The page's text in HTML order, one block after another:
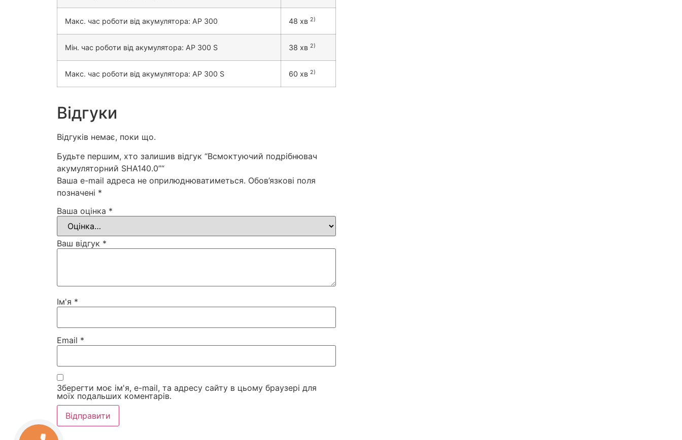
Макс. час роботи від акумулятора: AP 300 48 хв 2)
Мін. час роботи від акумулятора: AP 300 S 38 хв 2)
Макс. час роботи від акумулятора: AP 300 S 60 хв 2)
Відгуки
Відгуків немає, поки що.
Будьте першим, хто залишив відгук “Всмоктуючий подрібнювач
акумуляторний SHA140.0”“
Ваша e-mail адреса не оприлюднюватиметься. Обов’язкові поля
позначені *
Ваша оцінка *
Ваш відгук *
Ім'я *
Email *
Зберегти моє ім'я, e-mail, та адресу сайту в цьому браузері для
моїх подальших коментарів.